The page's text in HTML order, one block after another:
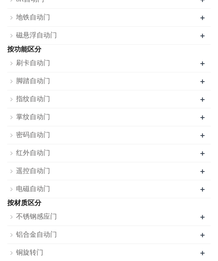
地铁自动门 +
磁悬浮自动门 +
按功能区分
刷卡自动门
+
脚踏自动门 +
指纹自动门 +
掌纹自动门 +
密码自动门 +
红外自动门 +
遥控自动门 +
电磁自动门 +
按材质区分
不锈钢感应门
+
铝合金自动门 +
铜旋转门 +